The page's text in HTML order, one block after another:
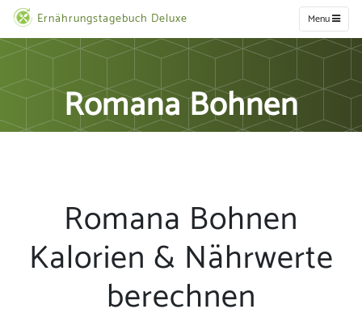
Ernährungstagebuch Deluxe Menu
Romana Bohnen
Romana Bohnen
Kalorien & Nährwerte
berechnen